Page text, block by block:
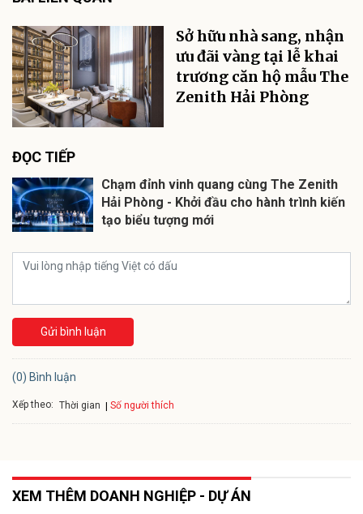
Sở hữu nhà sang, nhận
ưu đãi vàng tại lễ khai
trương căn hộ mẫu The
Zenith Hải Phòng
ĐỌC TIẾP
Chạm đỉnh vinh quang cùng The Zenith
Hải Phòng - Khởi đầu cho hành trình kiến
tạo biểu tượng mới
Gửi bình luận
(0) Bình luận
Xếp theo: Thời gian Số người thích
XEM THÊM DOANH NGHIỆP - DỰ ÁN